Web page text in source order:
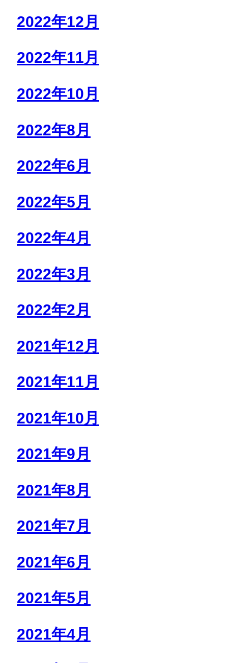
2022年12月
2022年11月
2022年10月
2022年8月
2022年6月
2022年5月
2022年4月
2022年3月
2022年2月
2021年12月
2021年11月
2021年10月
2021年9月
2021年8月
2021年7月
2021年6月
2021年5月
2021年4月